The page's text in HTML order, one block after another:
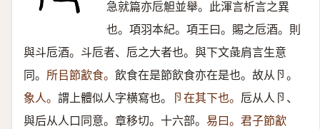
急就篇亦卮觛並舉。此渾言析言之異
也。項羽本紀。項王曰。賜之卮酒。則
與斗卮酒。斗卮者、卮之大者也。與下文彘肩言生意
同。 所㠯節㱃食。 飲食在是節飲食亦在是也。故从卪。
象人。 謂上體似人字横寫也。 卪在其下也。 卮从人卪、
與后从人口同意。章移切。十六部。 易曰。君子節㱃